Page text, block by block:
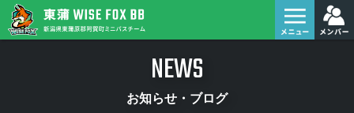
NEWS
お知らせ・ブログ